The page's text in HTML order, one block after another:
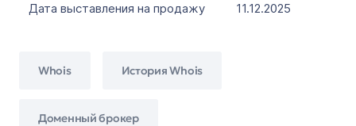
Дата выставления на продажу
11.12.2025
Whois История Whois
Доменный брокер